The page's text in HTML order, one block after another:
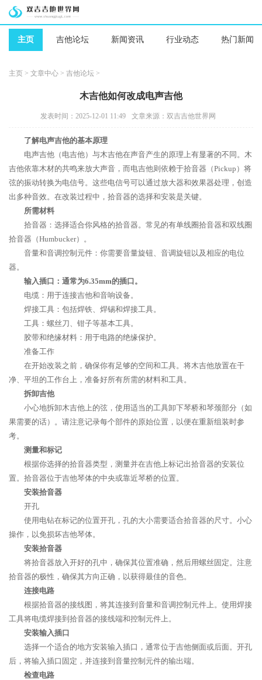
主页 吉他论坛 新闻资讯 行业动态 热门新闻
主页 > 文章中心 > 吉他论坛 >
木吉他如何改成电声吉他
发表时间：2025-12-01 11:49 文章来源：双吉吉他世界网
了解电声吉他的基本原理
电声吉他（电吉他）与木吉他在声音产生的原理上有显著的不同。木
吉他依靠木材的共鸣来放大声音，而电吉他则依赖于拾音器（Pickup）将
弦的振动转换为电信号。这些电信号可以通过放大器和效果器处理，创造
出多种音效。在改装过程中，拾音器的选择和安装是关键。
所需材料
拾音器：选择适合你风格的拾音器。常见的有单线圈拾音器和双线圈
拾音器（Humbucker）。
音量和音调控制元件：你需要音量旋钮、音调旋钮以及相应的电位
器。
输入插口：通常为6.35mm的插口。
电缆：用于连接吉他和音响设备。
焊接工具：包括焊铁、焊锡和焊接工具。
工具：螺丝刀、钳子等基本工具。
胶带和绝缘材料：用于电路的绝缘保护。
准备工作
在开始改装之前，确保你有足够的空间和工具。将木吉他放置在干
净、平坦的工作台上，准备好所有所需的材料和工具。
拆卸吉他
小心地拆卸木吉他上的弦，使用适当的工具卸下琴桥和琴颈部分（如
果需要的话）。请注意记录每个部件的原始位置，以便在重新组装时参
考。
测量和标记
根据你选择的拾音器类型，测量并在吉他上标记出拾音器的安装位
置。拾音器位于吉他琴体的中央或靠近琴桥的位置。
安装拾音器
开孔
使用电钻在标记的位置开孔，孔的大小需要适合拾音器的尺寸。小心
操作，以免损坏吉他琴体。
安装拾音器
将拾音器放入开好的孔中，确保其位置准确，然后用螺丝固定。注意
拾音器的极性，确保其方向正确，以获得最佳的音色。
连接电路
根据拾音器的接线图，将其连接到音量和音调控制元件上。使用焊接
工具将电缆焊接到拾音器的接线端和控制元件上。
安装输入插口
选择一个适合的地方安装输入插口，通常位于吉他侧面或后面。开孔
后，将输入插口固定，并连接到音量控制元件的输出端。
检查电路